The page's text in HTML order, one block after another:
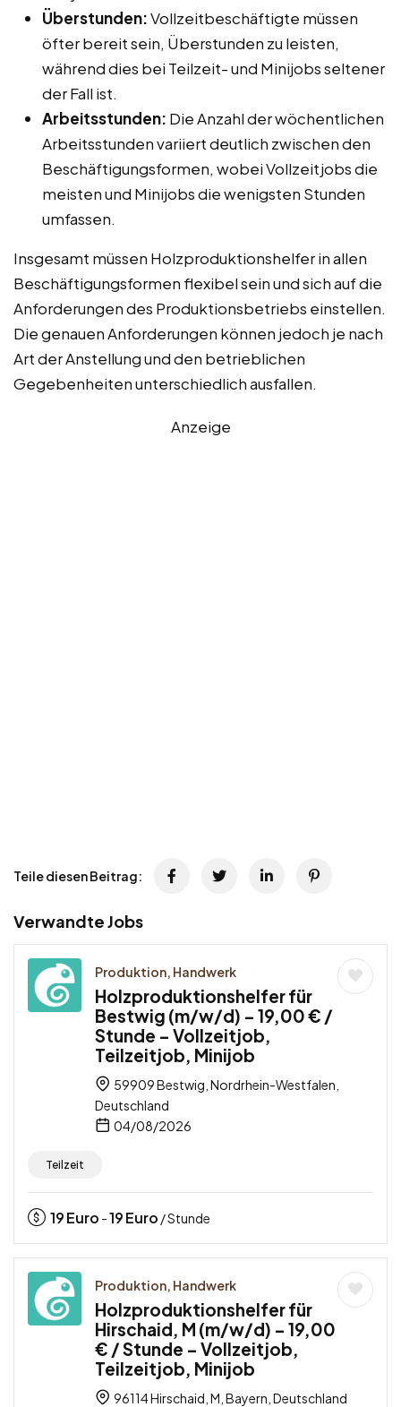
Überstunden:Vollzeitbeschäftigte müssen
öfter bereit sein, Überstunden zu leisten,
während dies bei Teilzeit- und Minijobs seltener
der Fall ist.
Arbeitsstunden: Die Anzahl der wöchentlichen
Arbeitsstunden variiert deutlich zwischen den
Beschäftigungsformen, wobei Vollzeitjobs die
meisten und Minijobs die wenigsten Stunden
umfassen.
Insgesamt müssen Holzproduktionshelfer in allen
Beschäftigungsformen flexibel sein und sich auf die
Anforderungen des Produktionsbetriebs einstellen.
Die genauen Anforderungen können jedoch je nach
Art der Anstellung und den betrieblichen
Gegebenheiten unterschiedlich ausfallen.
Anzeige
Teile diesen Beitrag:
Verwandte Jobs
Produktion, Handwerk
Holzproduktionshelfer für
Bestwig (m/w/d) – 19,00 € /
Stunde – Vollzeitjob,
Teilzeitjob, Minijob
59909 Bestwig, Nordrhein-Westfalen,
Deutschland
04/08/2026
Teilzeit
19Euro -19Euro / Stunde
Produktion, Handwerk
Holzproduktionshelfer für
Hirschaid, M (m/w/d) – 19,00
€ / Stunde – Vollzeitjob,
Teilzeitjob, Minijob
96114 Hirschaid, M, Bayern, Deutschland